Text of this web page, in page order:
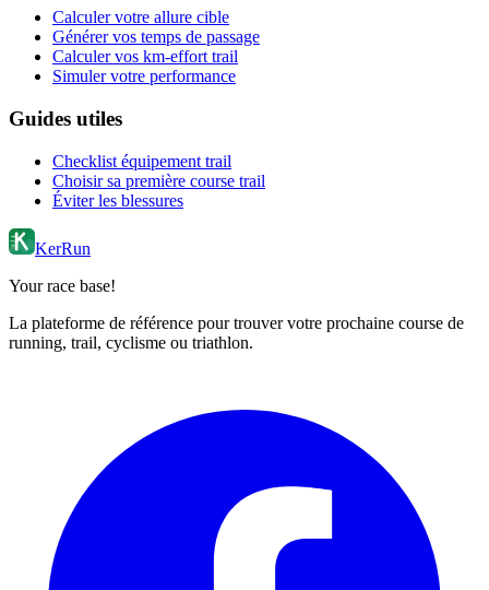
Calculer votre allure cible
Générer vos temps de passage
Calculer vos km-effort trail
Simuler votre performance
Guides utiles
Checklist équipement trail
Choisir sa première course trail
Éviter les blessures
KerRun
Your race base!
La plateforme de référence pour trouver votre prochaine course de
running, trail, cyclisme ou triathlon.